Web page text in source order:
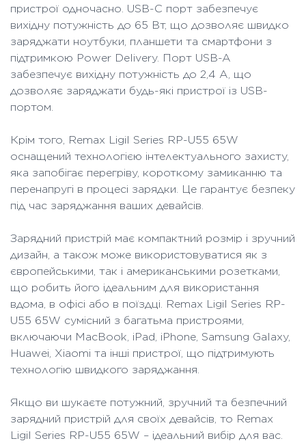
пристрої одночасно. USB-C порт забезпечує
вихідну потужність до 65 Вт, що дозволяє швидко
заряджати ноутбуки, планшети та смартфони з
підтримкою Power Delivery. Порт USB-A
забезпечує вихідну потужність до 2,4 А, що
дозволяє заряджати будь-які пристрої із USB-
портом.
Крім того, Remax Ligil Series RP-U55 65W
оснащений технологією інтелектуального захисту,
яка запобігає перегріву, короткому замиканню та
перенапругі в процесі зарядки. Це гарантує безпеку
під час заряджання ваших девайсів.
Зарядний пристрій має компактний розмір і зручний
дизайн, а також може використовуватися як з
європейськими, так і американськими розетками,
що робить його ідеальним для використання
вдома, в офісі або в поїздці. Remax Ligil Series RP-
U55 65W сумісний з багатьма пристроями,
включаючи MacBook, iPad, iPhone, Samsung Galaxy,
Huawei, Xiaomi та інші пристрої, що підтримують
технологію швидкого заряджання.
Якщо ви шукаєте потужний, зручний та безпечний
зарядний пристрій для своїх девайсів, то Remax
Ligil Series RP-U55 65W – ідеальний вибір для вас.